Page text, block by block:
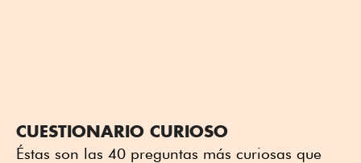
CUESTIONARIO CURIOSO
Éstas son las 40 preguntas más curiosas que